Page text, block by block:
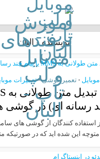
نویسنده - البان
تعمیرات • تعمیر گوشی •
رسانه ای) در گوشی
استفاده کنندگان از گوشی های
متوچه این شده اید که در صورتیکه